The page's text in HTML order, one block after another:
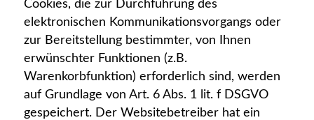
Cookies, die zur Durchführung des
elektronischen Kommunikationsvorgangs oder
zur Bereitstellung bestimmter, von Ihnen
erwünschter Funktionen (z.B.
Warenkorbfunktion) erforderlich sind, werden
auf Grundlage von Art. 6 Abs. 1 lit. f DSGVO
gespeichert. Der Websitebetreiber hat ein